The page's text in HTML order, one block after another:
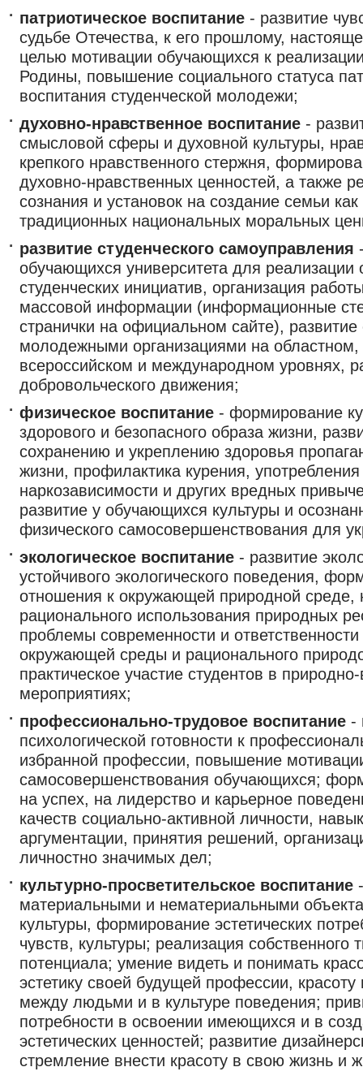
патриотическое воспитание - развитие
судьбе Отечества, к его прошлому,
целью мотивации обучающихся к
Родины, повышение социального статуса
воспитания студенческой молодежи;
духовно-нравственное воспитание -
смысловой сферы и духовной культуры,
крепкого нравственного стержня,
духовно-нравственных ценностей, а также
сознания и установок на создание семьи
традиционных национальных моральных
развитие студенческого самоуправления
обучающихся университета для
студенческих инициатив, организация
массовой информации (информационные
странички на официальном сайте), развитие
молодежными организациями на
всероссийском и международном уровнях,
добровольческого движения;
физическое воспитание - формирование
здорового и безопасного образа жизни,
сохранению и укреплению здоровья
жизни, профилактика курения,
наркозависимости и других вредных
развитие у обучающихся культуры и
физического самосовершенствования для
экологическое воспитание - развитие
устойчивого экологического поведения,
отношения к окружающей природной среде,
рационального использования природных
проблемы современности и
окружающей среды и рационального
практическое участие студентов в
мероприятиях;
профессионально-трудовое воспитание -
психологической готовности к
избранной профессии, повышение
самосовершенствования обучающихся;
на успех, на лидерство и карьерное
качеств социально-активной личности,
аргументации, принятия решений,
личностно значимых дел;
культурно-просветительское воспитание
материальными и нематериальными
культуры, формирование эстетических
чувств, культуры; реализация собственного
потенциала; умение видеть и понимать
эстетику своей будущей профессии,
между людьми и в культуре поведения;
потребности в освоении имеющихся и в
эстетических ценностей; развитие
стремление внести красоту в свою жизнь и